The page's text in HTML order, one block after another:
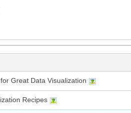
Great Data Visualization
Recipes